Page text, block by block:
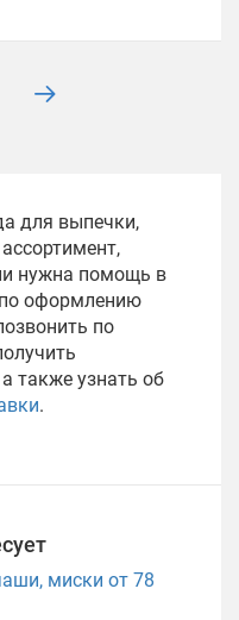
для выпечки,
нужна помощь в
оформлению
по
также узнать об
.
миски от 78